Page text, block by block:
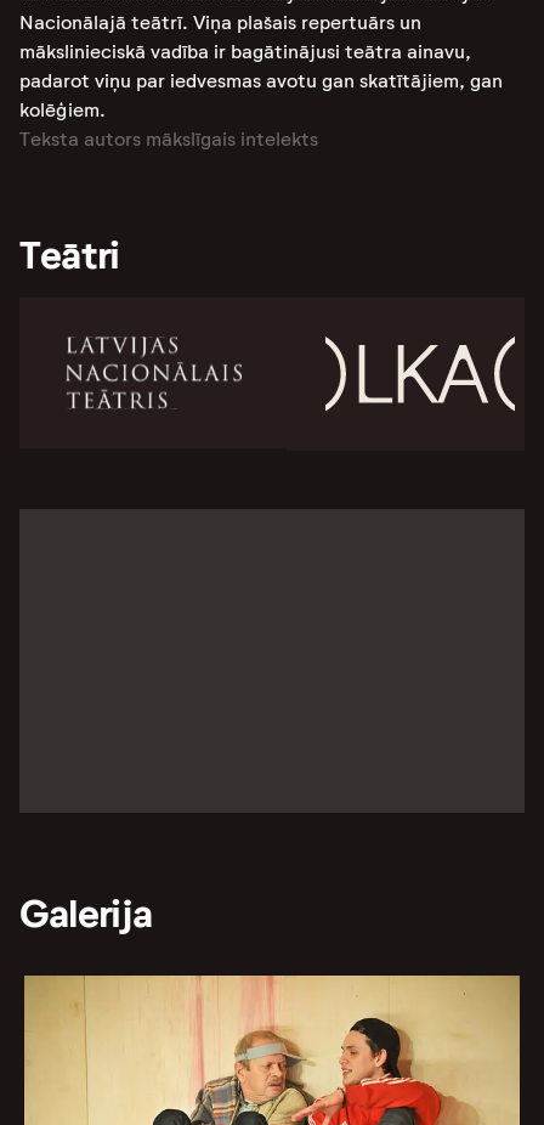
Nacionālajā teātrī. Viņa plašais repertuārs un
mākslinieciskā vadība ir bagātinājusi teātra ainavu,
padarot viņu par iedvesmas avotu gan skatītājiem, gan
kolēģiem.
Teksta autors mākslīgais intelekts
Teātri
Galerija